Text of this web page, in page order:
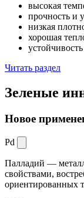
высокая
прочность и
низкая
хорошая
Читать раздел
Зеленые
Новое
Pd
Палладий —
свойствами,
ориентированных